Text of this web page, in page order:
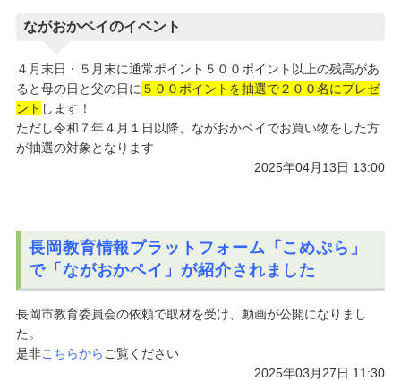
ながおかペイのイベント
４月末日・５月末に通常ポイント５００ポイント以上の残高があ
ると母の日と父の日に ５００ポイントを抽選で２００名にプレゼ
ント します！
ただし令和７年４月１日以降、ながおかペイでお買い物をした方
が抽選の対象となります
2025年04月13日 13:00
長岡教育情報プラットフォーム「こめぷら」
で「ながおかペイ」が紹介されました
長岡市教育委員会の依頼で取材を受け、動画が公開になりまし
た。
是非こちらから ご覧ください
2025年03月27日 11:30